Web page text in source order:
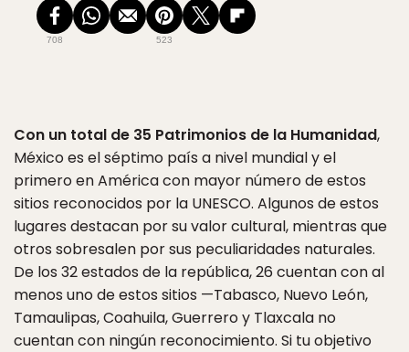
708 523
Con un total de 35 Patrimonios de la Humanidad,
México es el séptimo país a nivel mundial y el
primero en América con mayor número de estos
sitios reconocidos por la UNESCO. Algunos de estos
lugares destacan por su valor cultural, mientras que
otros sobresalen por sus peculiaridades naturales.
De los 32 estados de la república, 26 cuentan con al
menos uno de estos sitios —Tabasco, Nuevo León,
Tamaulipas, Coahuila, Guerrero y Tlaxcala no
cuentan con ningún reconocimiento. Si tu objetivo